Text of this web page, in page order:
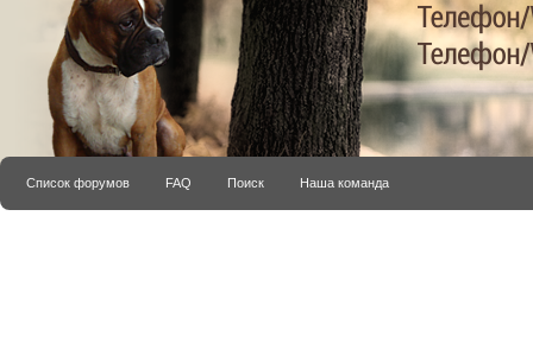
Список форумов FAQ Поиск Наша команда